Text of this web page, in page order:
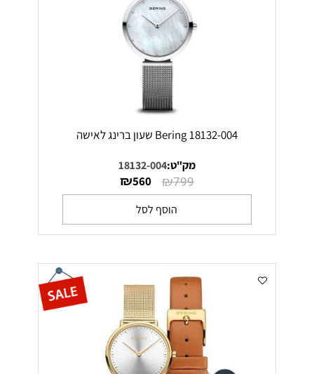
Bering 18132-004 שעון ברינג לאישה
מק"ט:18132-004
₪799
₪560
הוסף לסל